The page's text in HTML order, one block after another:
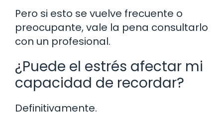
Pero si esto se vuelve frecuente o
preocupante, vale la pena consultarlo
con un profesional.
¿Puede el estrés afectar mi
capacidad de recordar?
Definitivamente.